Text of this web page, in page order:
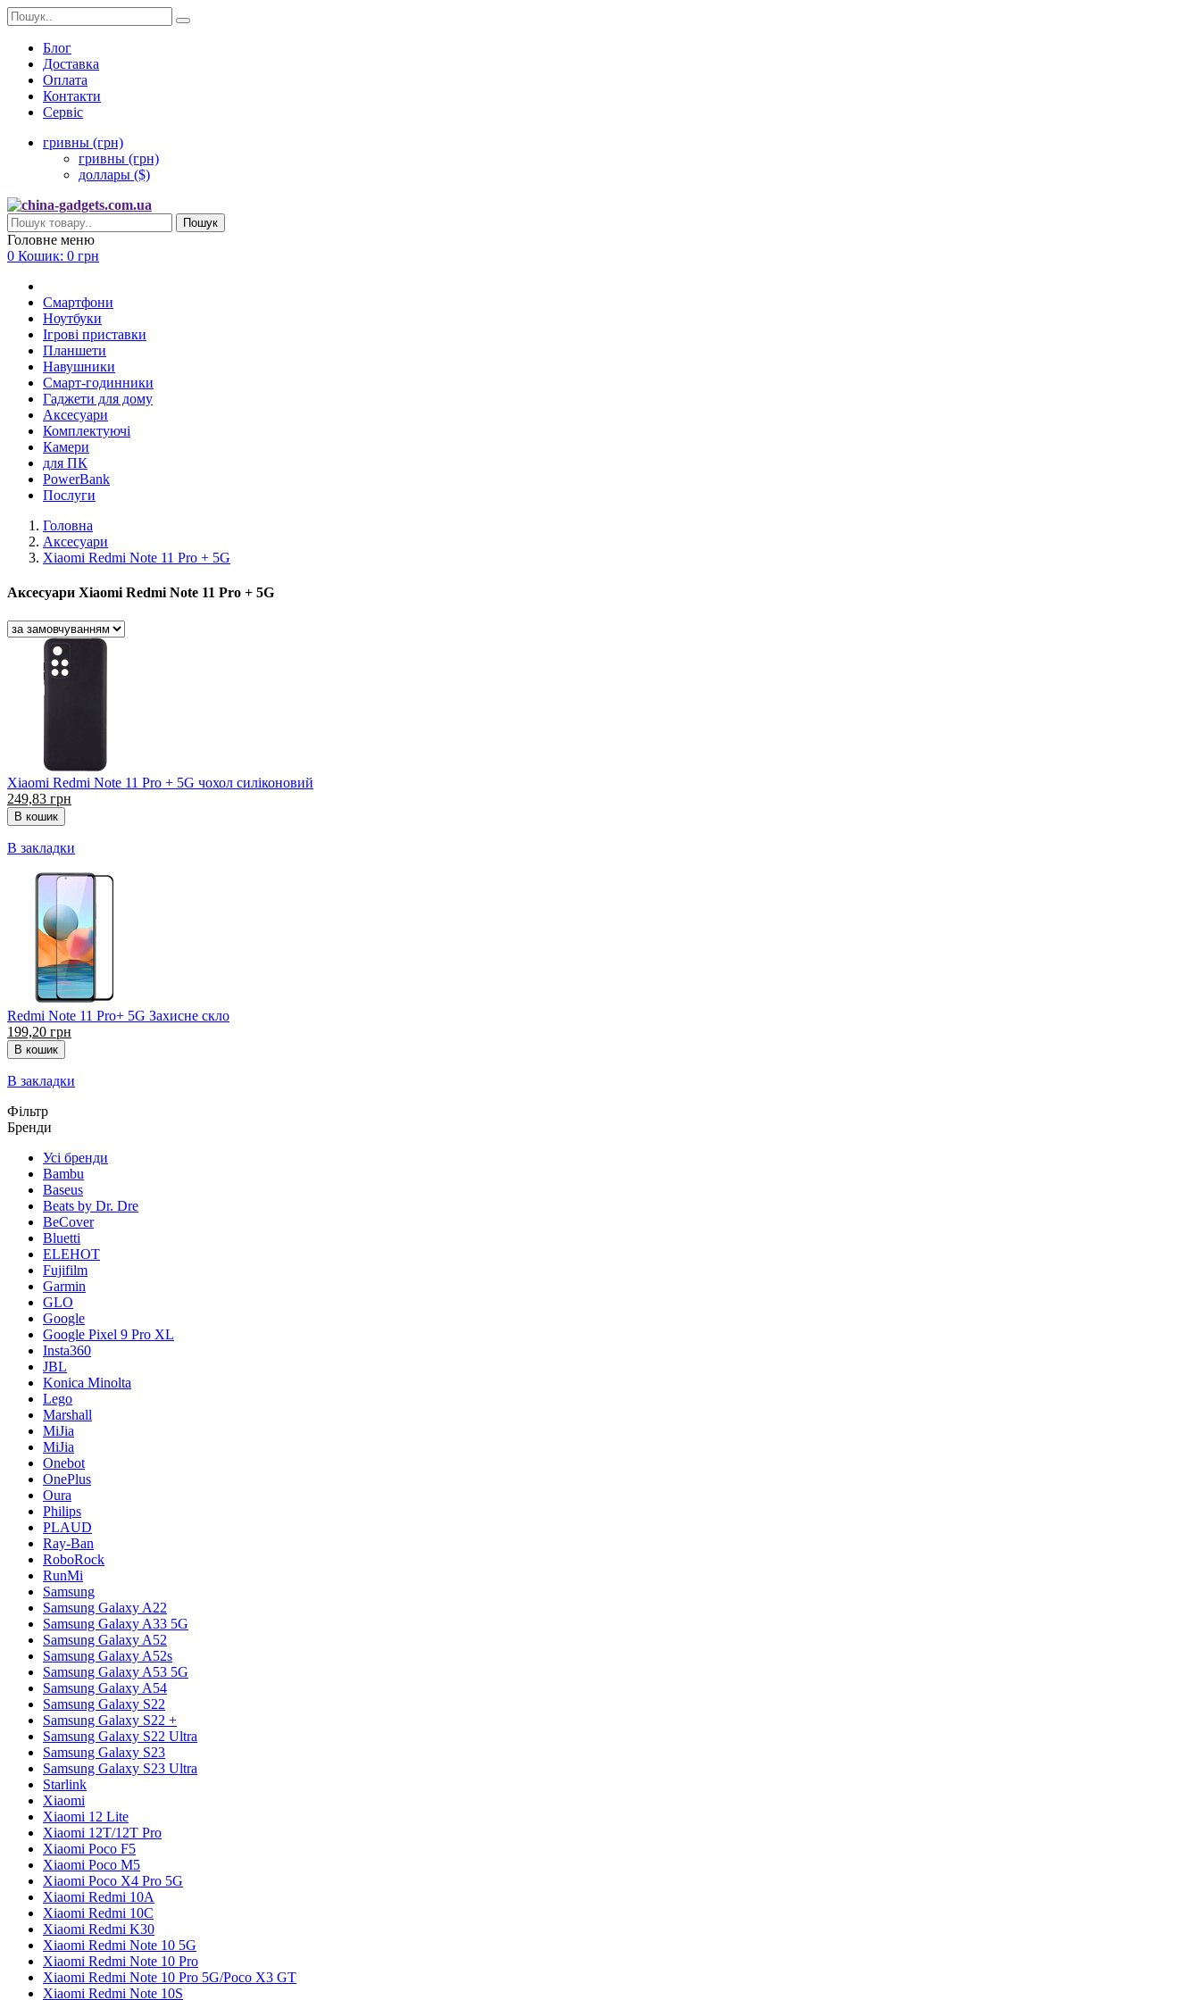
Блог
Доставка
Оплата
Контакти
Сервіс
гривны (грн)
гривны (грн)
доллары ($)
Пошук
Головне меню
0 Кошик: 0 грн
Смартфони
Ноутбуки
Ігрові приставки
Планшети
Навушники
Смарт-годинники
Гаджети для дому
Аксесуари
Комплектуючі
Камери
для ПК
PowerBank
Послуги
Головна
Аксесуари
Xiaomi Redmi Note 11 Pro + 5G
Аксесуари Xiaomi Redmi Note 11 Pro + 5G
Xiaomi Redmi Note 11 Pro + 5G чохол силіконовий
249,83 грн
В закладки
Redmi Note 11 Pro+ 5G Захисне скло
199,20 грн
В закладки
Фільтр
Бренди
Усі бренди
Bambu
Baseus
Beats by Dr. Dre
BeCover
Bluetti
ELEHOT
Fujifilm
Garmin
GLO
Google
Google Pixel 9 Pro XL
Insta360
JBL
Konica Minolta
Lego
Marshall
MiJia
MiJia
Onebot
OnePlus
Oura
Philips
PLAUD
Ray-Ban
RoboRock
RunMi
Samsung
Samsung Galaxy A22
Samsung Galaxy A33 5G
Samsung Galaxy A52
Samsung Galaxy A52s
Samsung Galaxy A53 5G
Samsung Galaxy A54
Samsung Galaxy S22
Samsung Galaxy S22 +
Samsung Galaxy S22 Ultra
Samsung Galaxy S23
Samsung Galaxy S23 Ultra
Starlink
Xiaomi
Xiaomi 12 Lite
Xiaomi 12T/12T Pro
Xiaomi Poco F5
Xiaomi Poco M5
Xiaomi Poco X4 Pro 5G
Xiaomi Redmi 10A
Xiaomi Redmi 10C
Xiaomi Redmi K30
Xiaomi Redmi Note 10 5G
Xiaomi Redmi Note 10 Pro
Xiaomi Redmi Note 10 Pro 5G/Poco X3 GT
Xiaomi Redmi Note 10S